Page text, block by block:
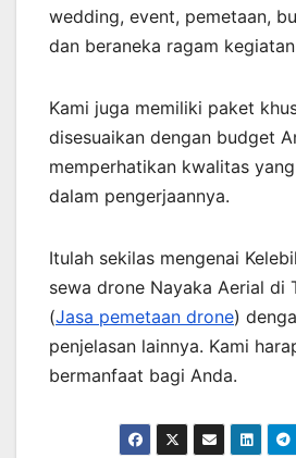
wedding, event, pemetaan,
dan beraneka ragam
Kami juga memiliki paket
disesuaikan dengan budget
memperhatikan kwalitas
dalam pengerjaannya.
Itulah sekilas mengenai
sewa drone Nayaka Aerial di
(Jasa pemetaan drone)
penjelasan lainnya. Kami
bermanfaat bagi Anda.